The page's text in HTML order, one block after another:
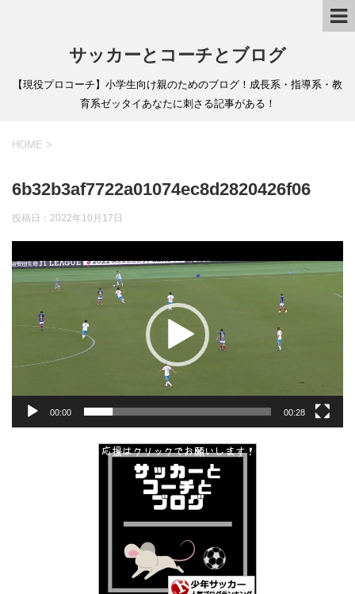
サッカーとコーチとブログ
【現役プロコーチ】小学生向け親のためのブログ！成長系・指導系・教
育系ゼッタイあなたに刺さる記事がある！
HOME >
6b32b3af7722a01074ec8d2820426f06
投稿日： 2022年10月17日
画
プ
00:00 00:28